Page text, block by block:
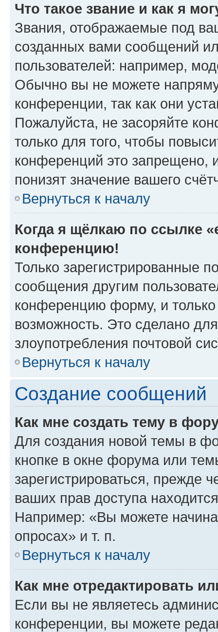
Что такое звание и как я
Звания, отображаемые под
созданных вами сообщений
пользователей: например,
Обычно вы не можете
конференции, так как они
Пожалуйста, не засоряйте
только для того, чтобы
конференций это запрещено,
понизят значение вашего
Вернуться к началу
Когда я щёлкаю по ссылке
конференцию!
Только зарегистрированные
сообщения другим
конференцию форму, и
возможность. Это сделано
злоупотребления почтовой
Вернуться к началу
Создание сообщений
Как мне создать тему в
Для создания новой темы в
кнопке в окне форума или
зарегистрироваться, прежде
ваших прав доступа
Например: «Вы можете
опросах» и т. п.
Вернуться к началу
Как мне отредактировать
Если вы не являетесь
конференции, вы можете